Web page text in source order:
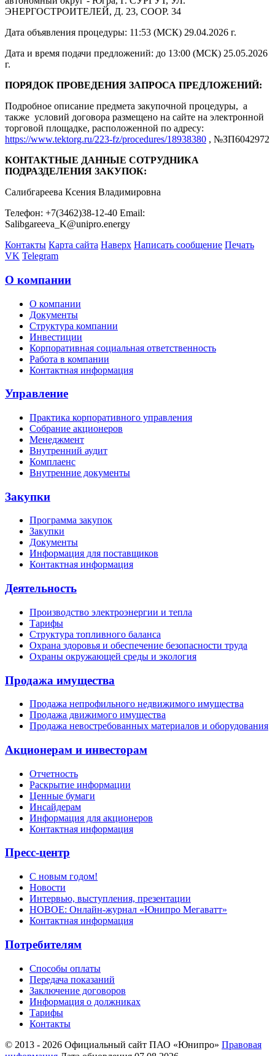
ЭНЕРГОСТРОИТЕЛЕЙ, Д. 23, СООР. 34
Дата объявления процедуры: 11:53 (МСК) 29.04.2026 г.
Дата и время подачи предложений: до 13:00 (МСК) 25.05.2026
г.
ПОРЯДОК ПРОВЕДЕНИЯ ЗАПРОСА ПРЕДЛОЖЕНИЙ:
Подробное описание предмета закупочной процедуры, а
также условий договора размещено на сайте на электронной
торговой площадке, расположенной по адресу:
https://www.tektorg.ru/223-fz/procedures/18938380 , №ЗП6042972
КОНТАКТНЫЕ ДАННЫЕ СОТРУДНИКА
ПОДРАЗДЕЛЕНИЯ ЗАКУПОК:
Салибгареева Ксения Владимировна
Телефон: +7(3462)38-12-40 Email:
Salibgareeva_K@unipro.energy
Контакты Карта сайта Наверх Написать сообщение Печать
VK Telegram
О компании
О компании
Документы
Структура компании
Инвестиции
Корпоративная социальная ответственность
Работа в компании
Контактная информация
Управление
Практика корпоративного управления
Собрание акционеров
Менеджмент
Внутренний аудит
Комплаенс
Внутренние документы
Закупки
Программа закупок
Закупки
Документы
Информация для поставщиков
Контактная информация
Деятельность
Производство электроэнергии и тепла
Тарифы
Структура топливного баланса
Охрана здоровья и обеспечение безопасности труда
Охраны окружающей среды и экология
Продажа имущества
Продажа непрофильного недвижимого имущества
Продажа движимого имущества
Продажа невостребованных материалов и оборудования
Акционерам и инвесторам
Отчетность
Раскрытие информации
Ценные бумаги
Инсайдерам
Информация для акционеров
Контактная информация
Пресс-центр
С новым годом!
Новости
Интервью, выступления, презентации
НОВОЕ: Онлайн-журнал «Юнипро Мегаватт»
Контактная информация
Потребителям
Способы оплаты
Передача показаний
Заключение договоров
Информация о должниках
Тарифы
Контакты
© 2013 - 2026 Официальный сайт ПАО «Юнипро» Правовая